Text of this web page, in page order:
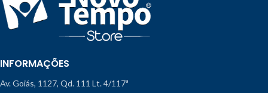
INFORMAÇÕES
Av. Goiás, 1127, Qd. 111 Lt. 4/117ª